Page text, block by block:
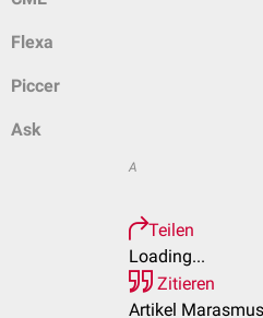
Flexa
Piccer
Ask
A
Teilen
Loading...
Zitieren
Artikel